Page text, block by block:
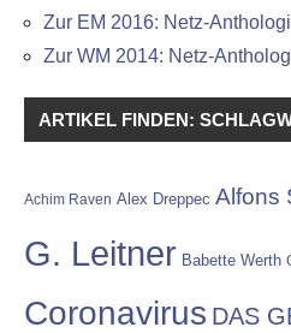
Zur EM 2016: Netz-
Zur WM 2014: Netz-
ARTIKEL FINDEN:
Achim Raven Alex Dreppec Alfons
G. Leitner Babette Werth
Coronavirus DAS